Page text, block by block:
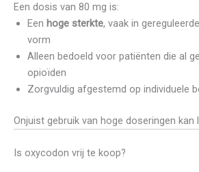
Een dosis van 80 mg is:
Een hoge sterkte, vaak in
vorm
Alleen bedoeld voor patiënten die al
opioïden
Zorgvuldig afgestemd op individuele
Onjuist gebruik van hoge doseringen kan
Is oxycodon vrij te koop?